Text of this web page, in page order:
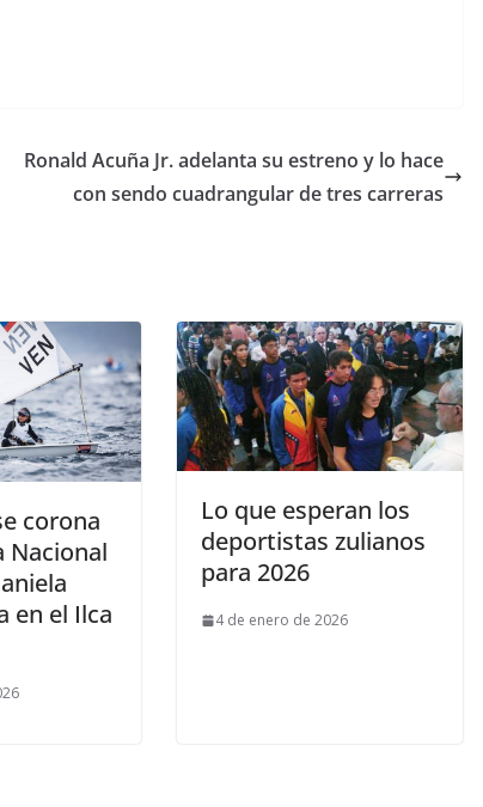
Ronald Acuña Jr. adelanta su estreno y lo hace
con sendo cuadrangular de tres carreras
corona
Nacional
en el Ilca
Lo que esperan los
deportistas zulianos
para 2026
4 de enero de 2026